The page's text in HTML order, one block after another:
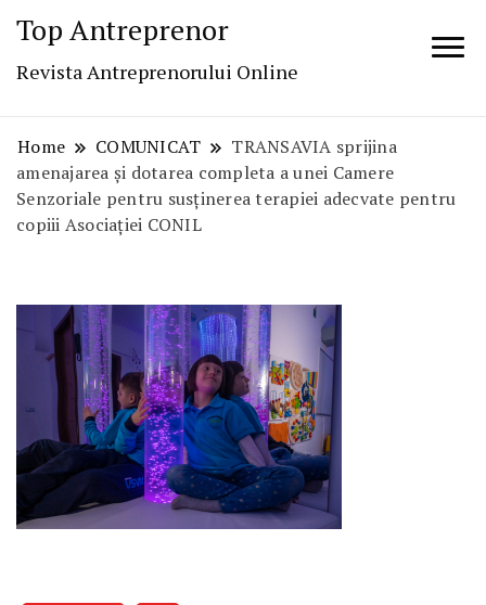
Top Antreprenor
Revista Antreprenorului Online
Home COMUNICAT
TRANSAVIA sprijina
amenajarea și dotarea completa a unei Camere
Senzoriale pentru susținerea terapiei adecvate pentru
copiii Asociației CONIL